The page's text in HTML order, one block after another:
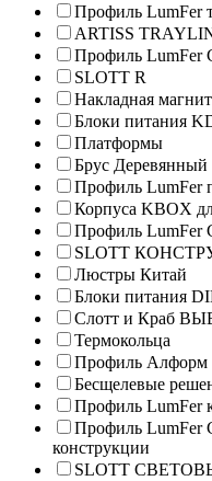
Профиль LumFer
ARTISS
Профиль LumFer
SLOTT R
Накладная
Блоки питания
Платформы
Брус Деревянный
Профиль LumFer
Корпуса KBOX
Профиль LumFer
SLOTT
Люстры Китай
Блоки питания
Слотт и Краб
Термокольца
Профиль Алформ
Бесщелевые
Профиль LumFer
Профиль LumFer
конструкции
SLOTT